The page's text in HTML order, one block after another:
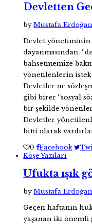
Devletten
byMustafa Erdoğan
Devlet yönetiminin
dayanmasından,
bahsetmemize
yönetilenlerin istek
Devletler ne
gibi birer ‘’sosyal
bir şekilde
Devletler
bitti olarak
0
Facebook
Köşe Yazıları
Ufukta ışık
byMustafa Erdoğan
Geçen haftanın
yaşanan iki önemli